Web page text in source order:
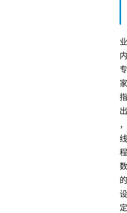
业
内
专
家
指
出
，
线
程
数
的
设
定